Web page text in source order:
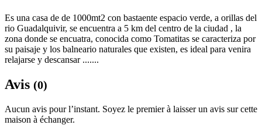
Es una casa de de 1000mt2 con bastaente espacio verde, a orillas del
rio Guadalquivir, se encuentra a 5 km del centro de la ciudad , la
zona donde se encuatra, conocida como Tomatitas se caracteriza por
su paisaje y los balneario naturales que existen, es ideal para venira
relajarse y descansar .......
Avis (0)
Aucun avis pour l’instant. Soyez le premier à laisser un avis sur cette
maison à échanger.